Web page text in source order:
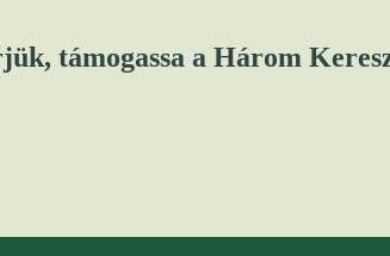
támogassa a Három